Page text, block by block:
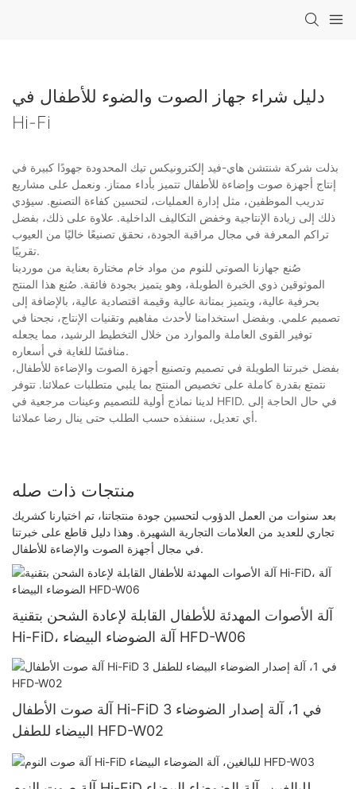
دليل شراء جهاز الصوت والضوء للأطفال في
Hi-Fi
بذلت شركة شنتشن هاي-فيد إلكترونيكس تيك المحدودة جهودًا كبيرة في
إنتاج أجهزة صوت وإضاءة للأطفال تتميز بأداء ممتاز. ونعمل على مشاريع
تدريب الموظفين، مثل إدارة العمليات، لتحسين كفاءة التصنيع. سيؤدي
ذلك إلى زيادة الإنتاجية وخفض التكاليف الداخلية. علاوة على ذلك، بفضل
تراكم المعرفة في مجال مراقبة الجودة، نحقق تصنيعًا خاليًا من العيوب
تقريبًا.
صُنع جهازنا الصوتي للنوم من مواد خام مختارة بعناية من موردينا
الموثوقين ذوي الخبرة الطويلة، وهو يتميز بجودة فائقة. صُنع هذا المنتج
بحرفية عالية، ويتميز بمتانة عالية وقيمة اقتصادية عالية، بالإضافة إلى
تصميم علمي. وبفضل استخدامنا لأحدث مفاهيم وتقنيات الإنتاج، نجحنا في
توفير القوى العاملة والموارد من خلال التخطيط الرشيد، مما يجعله
منافسًا للغاية في أسعاره.
بفضل خبرتنا الطويلة في تصميم وتصنيع أجهزة الصوت والإضاءة للأطفال،
نتمتع بقدرة كاملة على تخصيص المنتج بما يلبي متطلبات عملائنا. تتوفر
لدينا نماذج أولية للتصميم وعينات مرجعية في HFID. في حال الحاجة إلى
أي تعديل، سننفذه حسب الطلب حتى ينال رضا عملائنا.
منتجات ذات صله
بعد سنوات من العمل الدؤوب لتحسين جودة منتجاتنا، تم اختيارنا كشريك
تجاري للعديد من العلامات التجارية الشهيرة. وهذا دليل قاطع على خبرتنا
في مجال أجهزة الصوت والإضاءة للأطفال.
آلة الأصوات المهدئة للأطفال القابلة لإعادة الشحن بتقنية
Hi-FiD، آلة الضوضاء البيضاء HFD-W06
آلة صوت الأطفال Hi-FiD 3 في 1، آلة إصدار الضوضاء
البيضاء للطفل HFD-W02